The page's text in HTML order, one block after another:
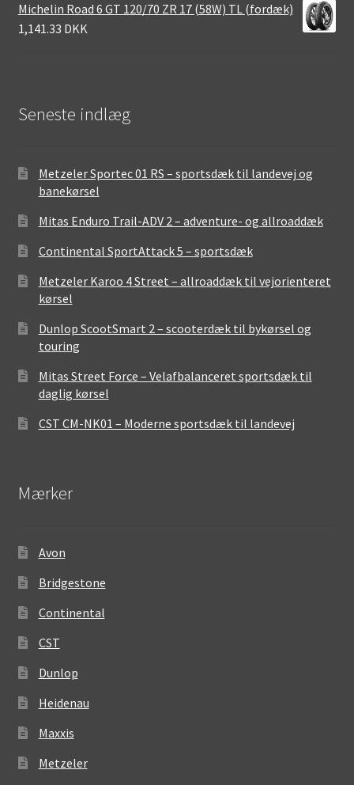
Michelin Road 6 GT 120/70 ZR 17 (58W) TL (fordæk)
1,141.33 DKK
Seneste indlæg
Metzeler Sportec 01 RS – sportsdæk til landevej og
banekørsel
Mitas Enduro Trail-ADV 2 – adventure- og allroaddæk
Continental SportAttack 5 – sportsdæk
Metzeler Karoo 4 Street – allroaddæk til vejorienteret
kørsel
Dunlop ScootSmart 2 – scooterdæk til bykørsel og
touring
Mitas Street Force – Velafbalanceret sportsdæk til
daglig kørsel
CST CM-NK01 – Moderne sportsdæk til landevej
Mærker
Avon
Bridgestone
Continental
CST
Dunlop
Heidenau
Maxxis
Metzeler